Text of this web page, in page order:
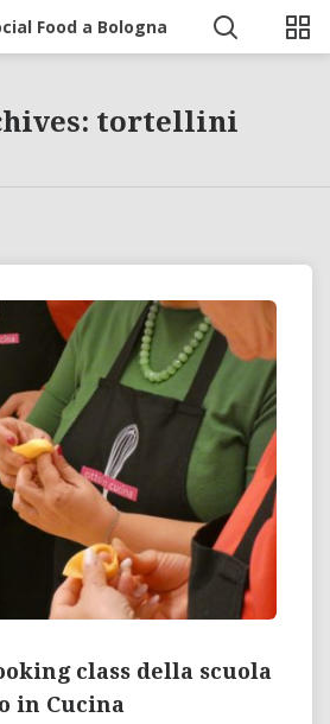
Food a Bologna
tortellini
class della scuola
in Cucina